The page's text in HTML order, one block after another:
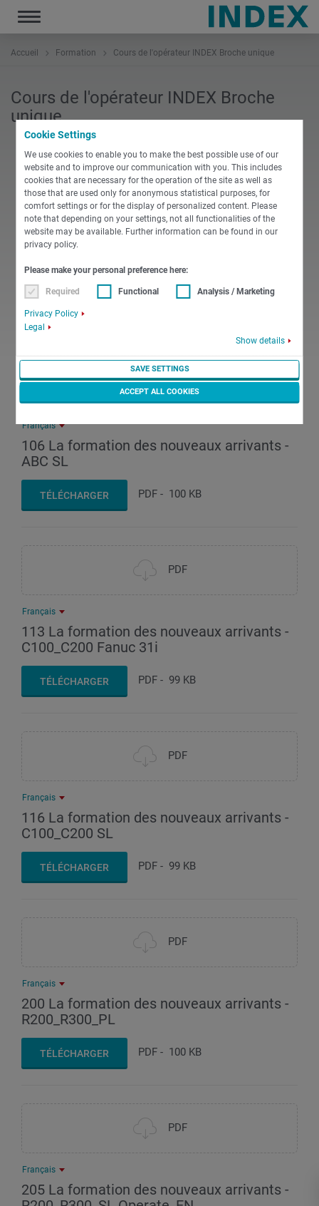
Cookie Settings
We use cookies to enable you to make the best possible use of our
website and to improve our communication with you. This includes
cookies that are necessary for the operation of the site as well as
those that are used only for anonymous statistical purposes, for
comfort settings or for the display of personalized content. Please
note that depending on your settings, not all functionalities of the
website may be available. Further information can be found in our
privacy policy.
Please make your personal preference here:
Required Functional Analysis / Marketing
Privacy Policy
Legal
Show details
SAVE SETTINGS
ACCEPT ALL COOKIES
Toggle
navigation
Accueil Formation Cours de l'opérateur INDEX Broche unique
Cours de l'opérateur INDEX Broche
unique
PDF
Brochure Français
ABC Fanuc 31i
TÉLÉCHARGER
PDF
Français
106 La formation des nouveaux arrivants -
ABC SL
TÉLÉCHARGER PDF - 100 KB
PDF
Français
113 La formation des nouveaux arrivants -
C100_C200 Fanuc 31i
TÉLÉCHARGER PDF - 99 KB
PDF
Français
116 La formation des nouveaux arrivants -
C100_C200 SL
TÉLÉCHARGER PDF - 99 KB
PDF
Français
200 La formation des nouveaux arrivants -
R200_R300_PL
TÉLÉCHARGER PDF - 100 KB
PDF
Français
205 La formation des nouveaux arrivants -